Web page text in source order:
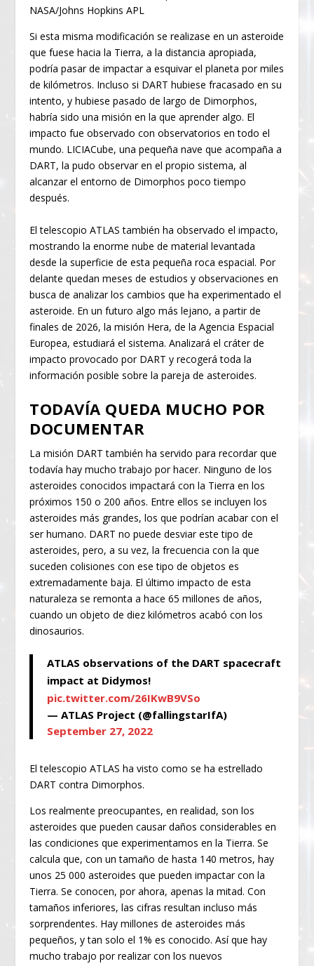
NASA/Johns Hopkins APL
Si esta misma modificación se realizase en un asteroide
que fuese hacia la Tierra, a la distancia apropiada,
podría pasar de impactar a esquivar el planeta por miles
de kilómetros. Incluso si DART hubiese fracasado en su
intento, y hubiese pasado de largo de Dimorphos,
habría sido una misión en la que aprender algo. El
impacto fue observado con observatorios en todo el
mundo. LICIACube, una pequeña nave que acompaña a
DART, la pudo observar en el propio sistema, al
alcanzar el entorno de Dimorphos poco tiempo
después.
El telescopio ATLAS también ha observado el impacto,
mostrando la enorme nube de material levantada
desde la superficie de esta pequeña roca espacial. Por
delante quedan meses de estudios y observaciones en
busca de analizar los cambios que ha experimentado el
asteroide. En un futuro algo más lejano, a partir de
finales de 2026, la misión Hera, de la Agencia Espacial
Europea, estudiará el sistema. Analizará el cráter de
impacto provocado por DART y recogerá toda la
información posible sobre la pareja de asteroides.
TODAVÍA QUEDA MUCHO POR
DOCUMENTAR
La misión DART también ha servido para recordar que
todavía hay mucho trabajo por hacer. Ninguno de los
asteroides conocidos impactará con la Tierra en los
próximos 150 o 200 años. Entre ellos se incluyen los
asteroides más grandes, los que podrían acabar con el
ser humano. DART no puede desviar este tipo de
asteroides, pero, a su vez, la frecuencia con la que
suceden colisiones con ese tipo de objetos es
extremadamente baja. El último impacto de esta
naturaleza se remonta a hace 65 millones de años,
cuando un objeto de diez kilómetros acabó con los
dinosaurios.
ATLAS observations of the DART spacecraft
impact at Didymos!
pic.twitter.com/26IKwB9VSo
— ATLAS Project (@fallingstarIfA)
September 27, 2022
El telescopio ATLAS ha visto como se ha estrellado
DART contra Dimorphos.
Los realmente preocupantes, en realidad, son los
asteroides que pueden causar daños considerables en
las condiciones que experimentamos en la Tierra. Se
calcula que, con un tamaño de hasta 140 metros, hay
unos 25 000 asteroides que pueden impactar con la
Tierra. Se conocen, por ahora, apenas la mitad. Con
tamaños inferiores, las cifras resultan incluso más
sorprendentes. Hay millones de asteroides más
pequeños, y tan solo el 1% es conocido. Así que hay
mucho trabajo por realizar con los nuevos